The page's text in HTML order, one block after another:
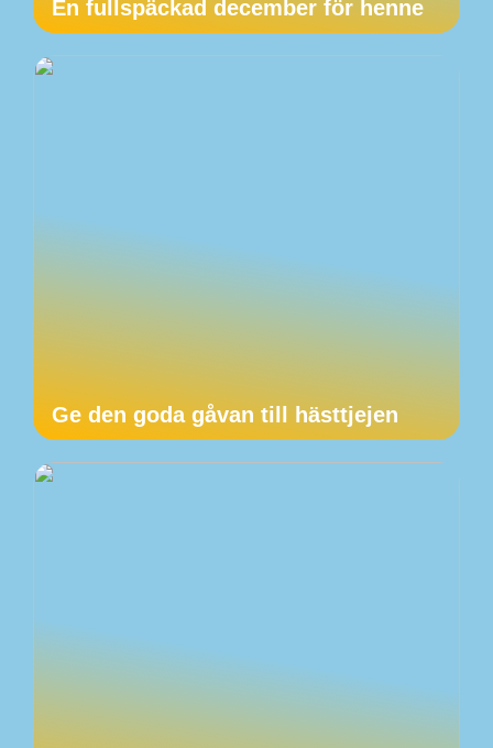
En fullspäckad december för henne
Ge den goda gåvan till hästtjejen